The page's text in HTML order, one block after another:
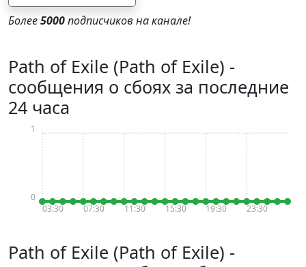
Более5000подписчиков на канале!
Path of Exile (Path of Exile) -
сообщения о сбоях за последние
24 часа
03:30 07:30 11:30 15:30 19:30 23:30
0
1
Path of Exile (Path of Exile) -